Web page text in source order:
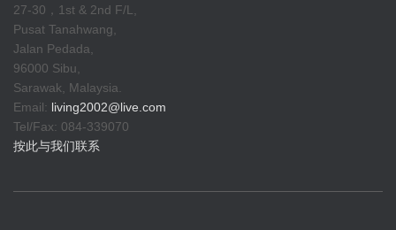
27-30，1st & 2nd F/L,
Pusat Tanahwang,
Jalan Pedada,
96000 Sibu,
Sarawak, Malaysia.
Email: living2002@live.com
Tel/Fax: 084-339070
按此与我们联系